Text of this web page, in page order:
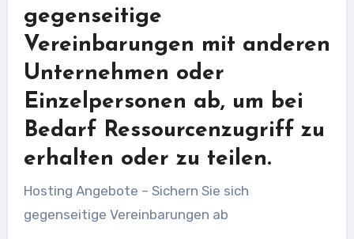
gegenseitige
Vereinbarungen mit anderen
Unternehmen oder
Einzelpersonen ab, um bei
Bedarf Ressourcenzugriff zu
erhalten oder zu teilen.
Hosting Angebote – Sichern Sie sich
gegenseitige Vereinbarungen ab